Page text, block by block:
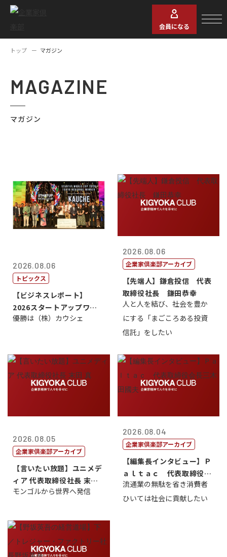
会員になる
トップ マガジン
MAGAZINE
マガジン
2026.08.06
トピックス
【ビジネスレポート】
2026スタートアップワー
ルドカップ東京
優勝は（株）カウシェ
2026.08.06
企業家倶楽部アーカイブ
【先端人】鎌倉投信 代表
取締役社長 鎌田恭幸
人と人を結び、社会を豊か
にする「まごころある投資
信託」をしたい
2026.08.05
企業家倶楽部アーカイブ
【言いたい放題】ユニメデ
ィア 代表取締役社長 末田
真
モンゴルから世界へ発信
2026.08.04
企業家倶楽部アーカイブ
【編集長インタビュー】Ｐ
ａｌｔａｃ 代表取締役会
長三木田國夫
流通業の無駄を省き消費者
ひいては社会に貢献したい